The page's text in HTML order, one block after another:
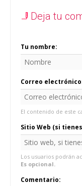
Deja tu
Tu nombre:
Correo
El contenido de este
Sitio Web (si
Los usuarios podrán
Es opcional.
Comentario: